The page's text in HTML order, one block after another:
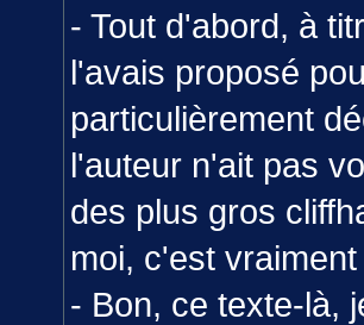
- Tout d'abord, à
l'avais proposé
particulièrement
l'auteur n'ait pas
des plus gros
moi, c'est
- Bon, ce texte-là,